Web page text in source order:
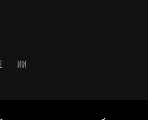
ИИ